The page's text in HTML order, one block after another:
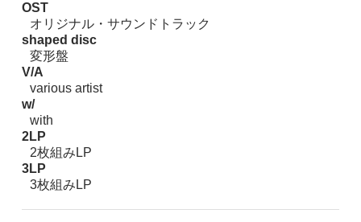
OST
オリジナル・サウンドトラック
shaped disc
変形盤
V/A
various artist
w/
with
2LP
2枚組みLP
3LP
3枚組みLP